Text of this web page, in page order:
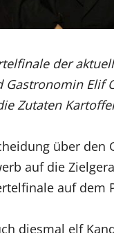
der
Elif
Zutaten
über den
auf die
auf dem
diesmal elf